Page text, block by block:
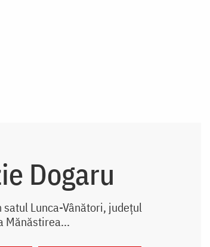
Dogaru
Lunca-Vânători, județul
Mănăstirea...